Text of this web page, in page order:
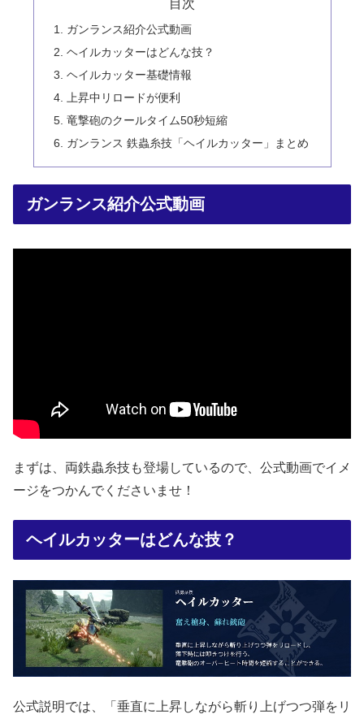
目次
ガンランス紹介公式動画
ヘイルカッターはどんな技？
ヘイルカッター基礎情報
上昇中リロードが便利
竜撃砲のクールタイム50秒短縮
ガンランス 鉄蟲糸技「ヘイルカッター」まとめ
ガンランス紹介公式動画
まずは、両鉄蟲糸技も登場しているので、公式動画でイメ
ージをつかんでくださいませ！
ヘイルカッターはどんな技？
公式説明では、「垂直に上昇しながら斬り上げつつ弾をリ